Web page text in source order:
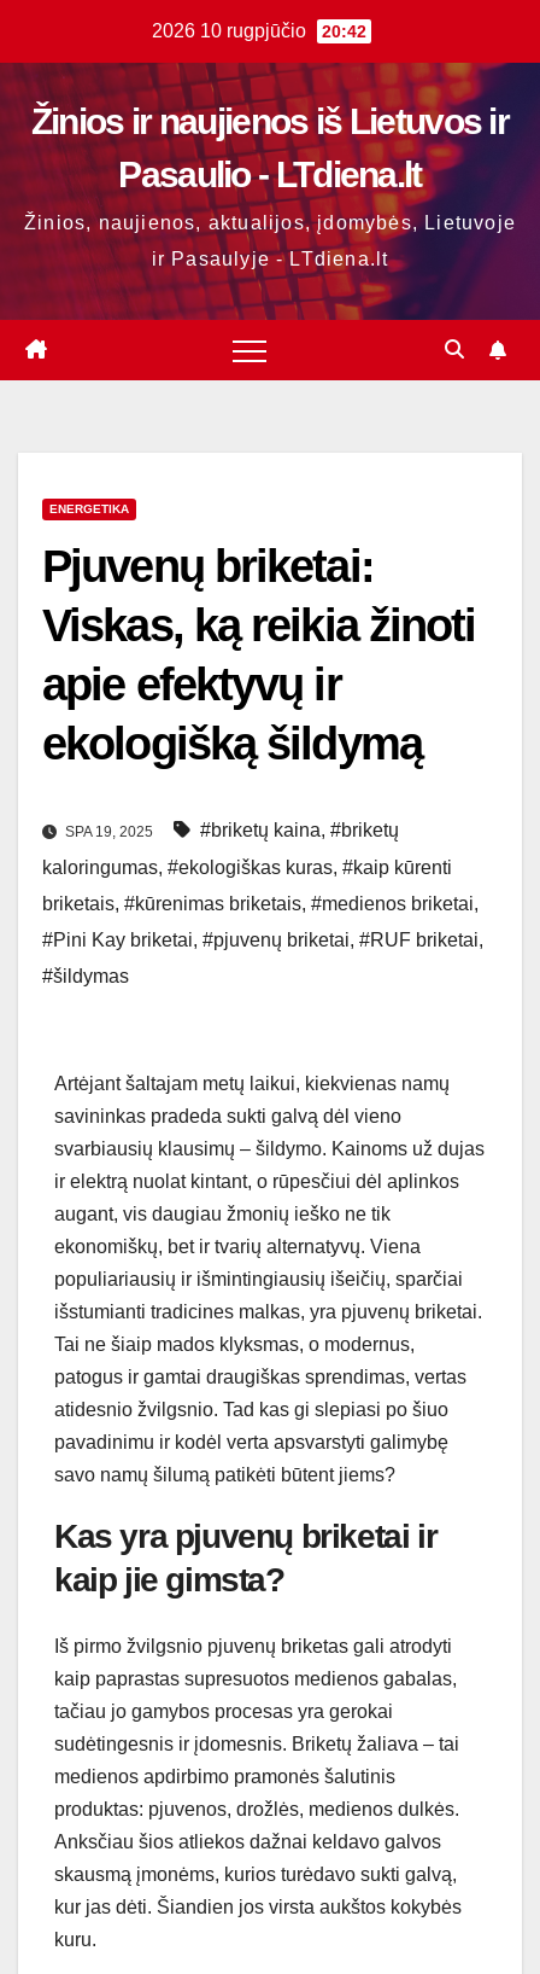
content
2026 10 rugpjūčio 20:42
Žinios ir naujienos iš Lietuvos ir
Pasaulio - LTdiena.lt
Žinios, naujienos, aktualijos, įdomybės, Lietuvoje
ir Pasaulyje - LTdiena.lt
ENERGETIKA
Pjuvenų briketai:
Viskas, ką reikia žinoti
apie efektyvų ir
ekologišką šildymą
SPA 19, 2025 #briketų kaina, #briketų
kaloringumas, #ekologiškas kuras, #kaip kūrenti
briketais, #kūrenimas briketais, #medienos briketai,
#Pini Kay briketai, #pjuvenų briketai, #RUF briketai,
#šildymas
Artėjant šaltajam metų laikui, kiekvienas namų
savininkas pradeda sukti galvą dėl vieno
svarbiausių klausimų – šildymo. Kainoms už dujas
ir elektrą nuolat kintant, o rūpesčiui dėl aplinkos
augant, vis daugiau žmonių ieško ne tik
ekonomiškų, bet ir tvarių alternatyvų. Viena
populiariausių ir išmintingiausių išeičių, sparčiai
išstumianti tradicines malkas, yra pjuvenų briketai.
Tai ne šiaip mados klyksmas, o modernus,
patogus ir gamtai draugiškas sprendimas, vertas
atidesnio žvilgsnio. Tad kas gi slepiasi po šiuo
pavadinimu ir kodėl verta apsvarstyti galimybę
savo namų šilumą patikėti būtent jiems?
Kas yra pjuvenų briketai ir
kaip jie gimsta?
Iš pirmo žvilgsnio pjuvenų briketas gali atrodyti
kaip paprastas supresuotos medienos gabalas,
tačiau jo gamybos procesas yra gerokai
sudėtingesnis ir įdomesnis. Briketų žaliava – tai
medienos apdirbimo pramonės šalutinis
produktas: pjuvenos, drožlės, medienos dulkės.
Anksčiau šios atliekos dažnai keldavo galvos
skausmą įmonėms, kurios turėdavo sukti galvą,
kur jas dėti. Šiandien jos virsta aukštos kokybės
kuru.